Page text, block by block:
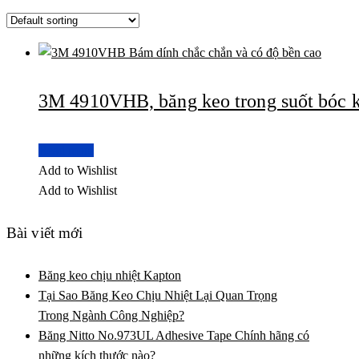
3M 4910VHB, băng keo trong suốt bóc
Add to Wishlist
Add to Wishlist
Bài viết mới
Băng keo chịu nhiệt Kapton
Tại Sao Băng Keo Chịu Nhiệt Lại Quan Trọng
Trong Ngành Công Nghiệp?
Băng Nitto No.973UL Adhesive Tape Chính hãng có
những kích thước nào?